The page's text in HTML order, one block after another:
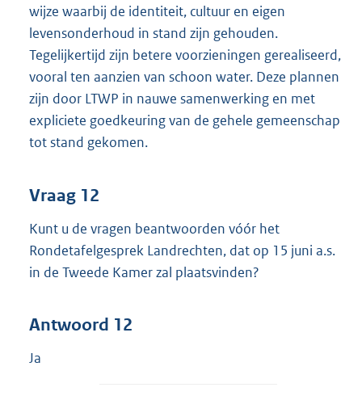
wijze waarbij de identiteit, cultuur en eigen
levensonderhoud in stand zijn gehouden.
Tegelijkertijd zijn betere voorzieningen gerealiseerd,
vooral ten aanzien van schoon water. Deze plannen
zijn door LTWP in nauwe samenwerking en met
expliciete goedkeuring van de gehele gemeenschap
tot stand gekomen.
Vraag 12
Kunt u de vragen beantwoorden vóór het
Rondetafelgesprek Landrechten, dat op 15 juni a.s.
in de Tweede Kamer zal plaatsvinden?
Antwoord 12
Ja